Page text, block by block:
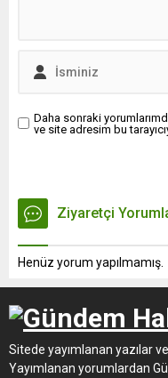
Daha sonraki
ve site adresim bu
Ziyaretçi
Henüz yorum yapılmamış.
Sitede yayımlanan yazılar
Yayımlanan yorumlardan